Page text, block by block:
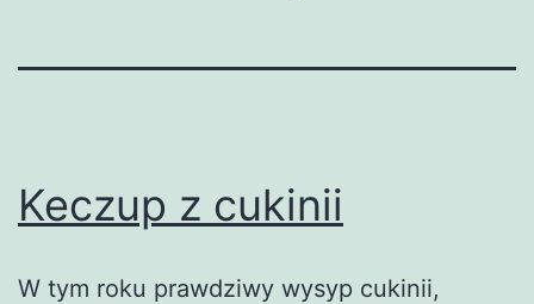
Keczup z cukinii
W tym roku prawdziwy wysyp cukinii,